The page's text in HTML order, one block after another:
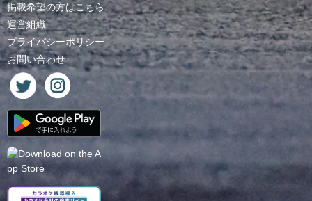
掲載希望の方はこちら
運営組織
プライバシーポリシー
お問い合わせ